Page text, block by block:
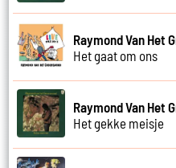
Raymond Van Het
Het gaat om ons
Raymond Van Het
Het gekke meisje